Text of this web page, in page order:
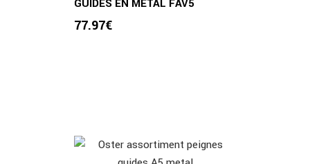
GUIDES EN METAL FAV5
77.97€